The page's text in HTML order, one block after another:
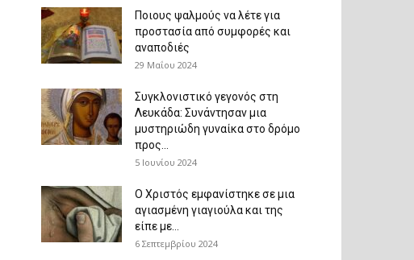
Ποιους ψαλμούς να λέτε για
προστασία από συμφορές και
αναποδιές
29 Μαΐου 2024
Συγκλονιστικό γεγονός στη
Λευκάδα: Συνάντησαν μια
μυστηριώδη γυναίκα στο δρόμο
προς...
5 Ιουνίου 2024
Ο Χριστός εμφανίστηκε σε μια
αγιασμένη γιαγιούλα και της
είπε με...
6 Σεπτεμβρίου 2024